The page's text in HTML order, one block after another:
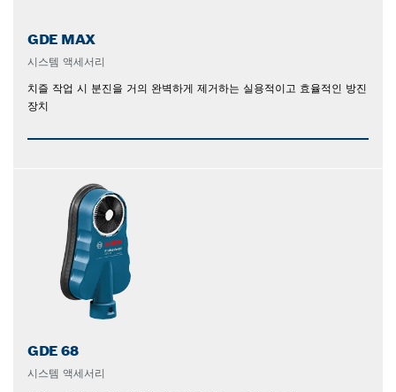
GDE MAX
시스템 액세서리
치즐 작업 시 분진을 거의 완벽하게 제거하는 실용적이고 효율적인 방진
장치
GDE 68
시스템 액세서리